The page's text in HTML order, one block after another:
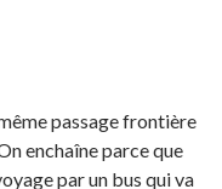
passage frontière
enchaîne parce que
par un bus qui va